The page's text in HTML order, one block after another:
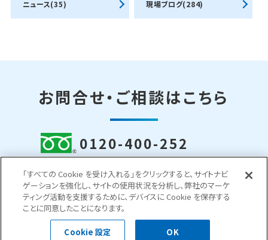
ニュース(35) 現場ブログ(284)
お問合せ・ご相談はこちら
0120-400-252
受付時間 平日 8:30～18:00
お問い合わせフォーム
「すべての Cookie を受け入れる」をクリックすると、サイトナビ
ゲーションを強化し、サイトの使用状況を分析し、弊社のマーケ
ティング活動を支援するために、デバイスに Cookie を保存する
ことに同意したことになります。
Cookie 設定 OK